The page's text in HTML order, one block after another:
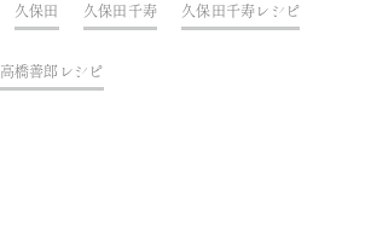
久保田 久保田千寿 久保田千寿レシピ
高橋善郎レシピ